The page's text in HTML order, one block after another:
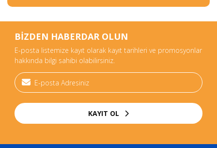
BİZDEN HABERDAR OLUN
E-posta listemize kayıt olarak kayıt tarihleri ve promosyonlar
hakkında bilgi sahibi olabilirsiniz.
KAYIT OL